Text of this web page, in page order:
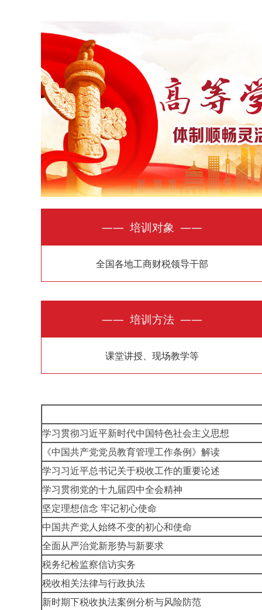
—— 培训对象 ——
全国各地工商财税领导干部
—— 培训方法 ——
课堂讲授、现场教学等
学习贯彻习近平新时代中国特色社会主义思想
《中国共产党党员教育管理工作条例》解读
学习习近平总书记关于税收工作的重要论述
学习贯彻党的十九届四中全会精神
坚定理想信念 牢记初心使命
中国共产党人始终不变的初心和使命
全面从严治党新形势与新要求
税务纪检监察信访实务
税收相关法律与行政执法
新时期下税收执法案例分析与风险防范